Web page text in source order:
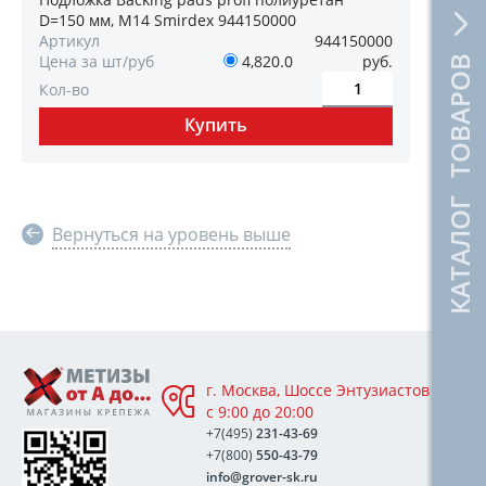
КАТАЛОГ ТОВАРОВ
D=150 мм, М14 Smirdex 944150000
Артикул
944150000
Цена за шт/руб
4,820.0
руб.
Кол-во
Вернуться на уровень выше
г. Москва, Шоссе Энтузиастов 76А,
с 9:00 до 20:00
+7(495) 231-43-69
+7(800) 550-43-79
info@grover-sk.ru